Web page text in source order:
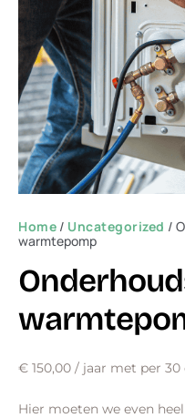
Home / Uncategorized /
warmtepomp
€ 150,00 / jaar met per 30
Hier moeten we even